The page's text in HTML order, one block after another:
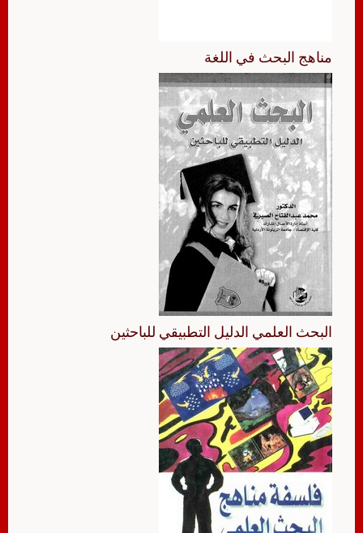
مناهج البحث في اللغة
البحث العلمي الدليل التطبيقي للباحثين